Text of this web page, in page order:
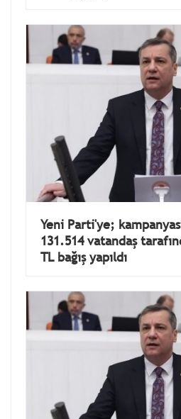
Yeni Parti'ye;
131.514 vatandaş
TL bağış yapıldı